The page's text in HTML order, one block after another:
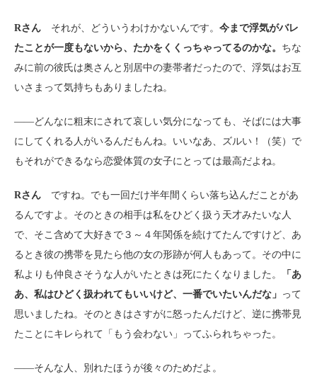
Rさん それが、どういうわけかないんです。 今まで浮気がバレ
たことが一度もないから、たかをくくっちゃってるのかな。 ちな
みに前の彼氏は奥さんと別居中の妻帯者だったので、浮気はお互
いさまって気持ちもありましたね。
――どんなに粗末にされて哀しい気分になっても、そばには大事
にしてくれる人がいるんだもんね。いいなあ、ズルい！（笑）で
もそれができるなら恋愛体質の女子にとっては最高だよね。
Rさん ですね。でも一回だけ半年間くらい落ち込んだことがあ
るんですよ。そのときの相手は私をひどく扱う天才みたいな人
で、そこ含めて大好きで３～４年関係を続けてたんですけど、あ
るとき彼の携帯を見たら他の女の形跡が何人もあって。その中に
私よりも仲良さそうな人がいたときは死にたくなりました。
「あ
あ、私はひどく扱われてもいいけど、一番でいたいんだな」 って
思いましたね。そのときはさすがに怒ったんだけど、逆に携帯見
たことにキレられて「もう会わない」ってふられちゃった。
――そんな人、別れたほうが後々のためだよ。